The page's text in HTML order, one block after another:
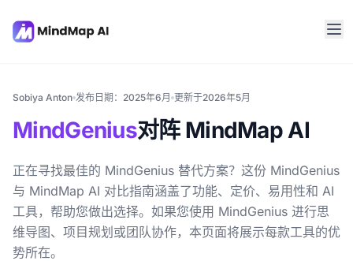
Sobiya Anton 发布日期：2025年6月 更新于2026年5月
MindGenius对阵 MindMap AI
正在寻找最佳的 MindGenius 替代方案？这份 MindGenius
与 MindMap AI 对比指南涵盖了功能、定价、易用性和 AI
工具，帮助您做出选择。如果您使用 MindGenius 进行思
维导图、项目规划或团队协作，本页面将展示每款工具的优
势所在。